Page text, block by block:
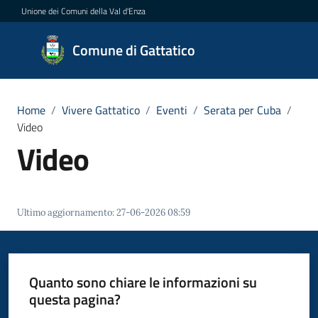
Vai al contenuto
Vai alla navigazione
Vai al footer
Unione dei Comuni della Val d'Enza
Comune di Gattatico
Comune
di
Amministrazione
Servizi
Comune
Home / Vivere Gattatico / Eventi / Serata per Cuba /
Video
Video
Ultimo aggiornamento:27-06-2026 08:59
Quanto sono chiare le informazioni su
questa pagina?